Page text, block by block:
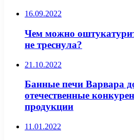
16.09.2022
Чем можно
не треснула?
21.10.2022
Банные печи Варвара
отечественные
продукции
11.01.2022